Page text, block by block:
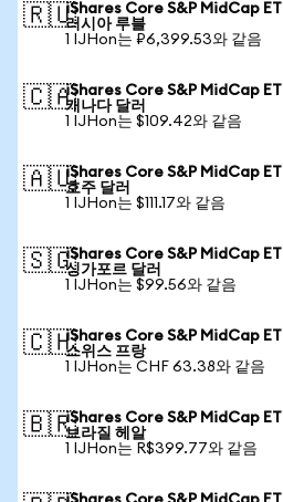
🇷🇺iShares Core S&P MidCap
러시아 루블
1 IJHon는 ₽6,399.53와 같음
🇨🇦iShares Core S&P MidCap
캐나다 달러
1 IJHon는 $109.42와 같음
🇦🇺iShares Core S&P MidCap
호주 달러
1 IJHon는 $111.17와 같음
🇸🇬iShares Core S&P MidCap
싱가포르 달러
1 IJHon는 $99.56와 같음
🇨🇭iShares Core S&P MidCap
스위스 프랑
1 IJHon는 CHF 63.38와 같음
🇧🇷iShares Core S&P MidCap
브라질 헤알
1 IJHon는 R$399.77와 같음